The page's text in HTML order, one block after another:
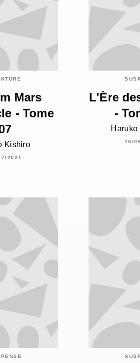
Mars
- Tome
Kishiro
2021
L'Ère
-
Haruko
16/